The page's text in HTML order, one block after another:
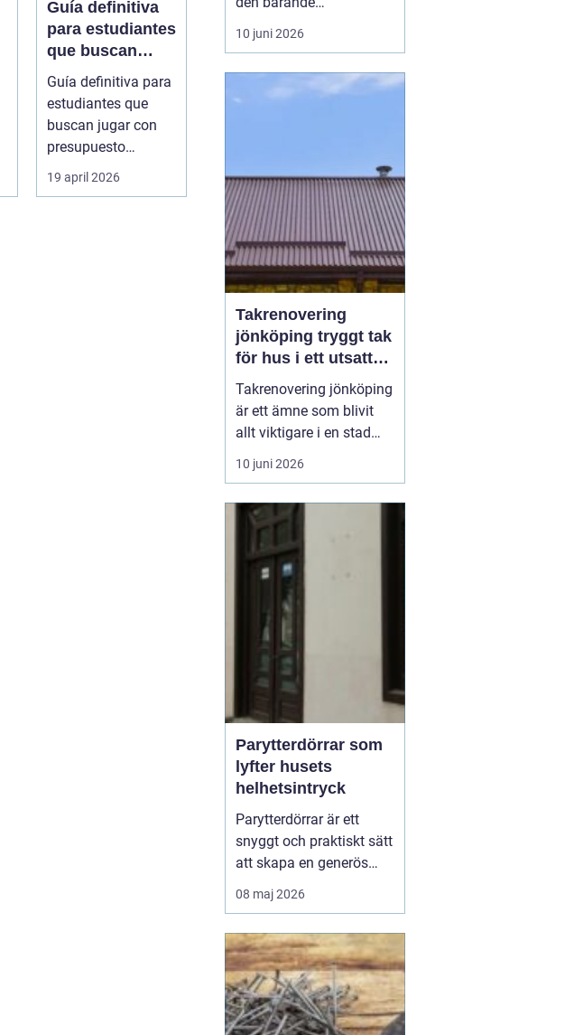
Guía definitiva
para estudiantes
que buscan
jugar con
presupuesto
limitado en
Casino Online
Guía definitiva para
estudiantes que
buscan jugar con
presupuesto
limitado en Casino
19 april 2026
konstruktionen redan är
uppförd, ofta inklusive
ibland fönster och
10 juni 2026
Takrenovering
jönköping tryggt tak
för hus i ett utsatt
klimat
Takrenovering jönköping
är ett ämne som blivit
allt viktigare i en stad
där väderväxlingar,
kraftiga regn och vintrar
tak på hårda prov.
Många fastighetsägare
frågar sig om ett slitet
tak ska lagas, renoveras
eller bytas helt, o...
10 juni 2026
Parytterdörrar som
lyfter husets
helhetsintryck
Parytterdörrar är ett
snyggt och praktiskt sätt
att skapa en generös
entré, samtidigt som
huset får en mer
välkomnande känsla.
Parytterdörrar ger
bredare passage, mer
ljus och en tydlig
08 maj 2026